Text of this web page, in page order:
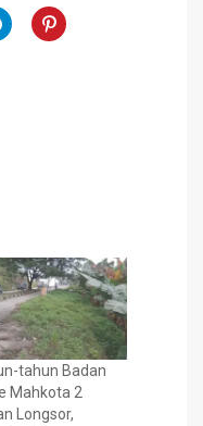
tahun Badan
Mahkota 2
Longsor,